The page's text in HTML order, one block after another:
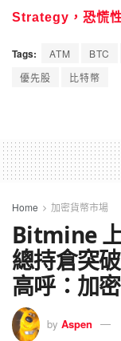
Strategy，恐慌
Tags: ATM BTC
優先股
比特幣
Home 加密貨幣市場
Bitmine
總持倉突
高呼：加
by Aspen